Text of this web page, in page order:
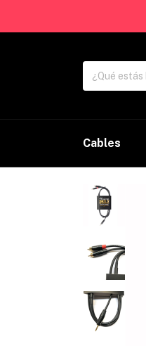
Cables